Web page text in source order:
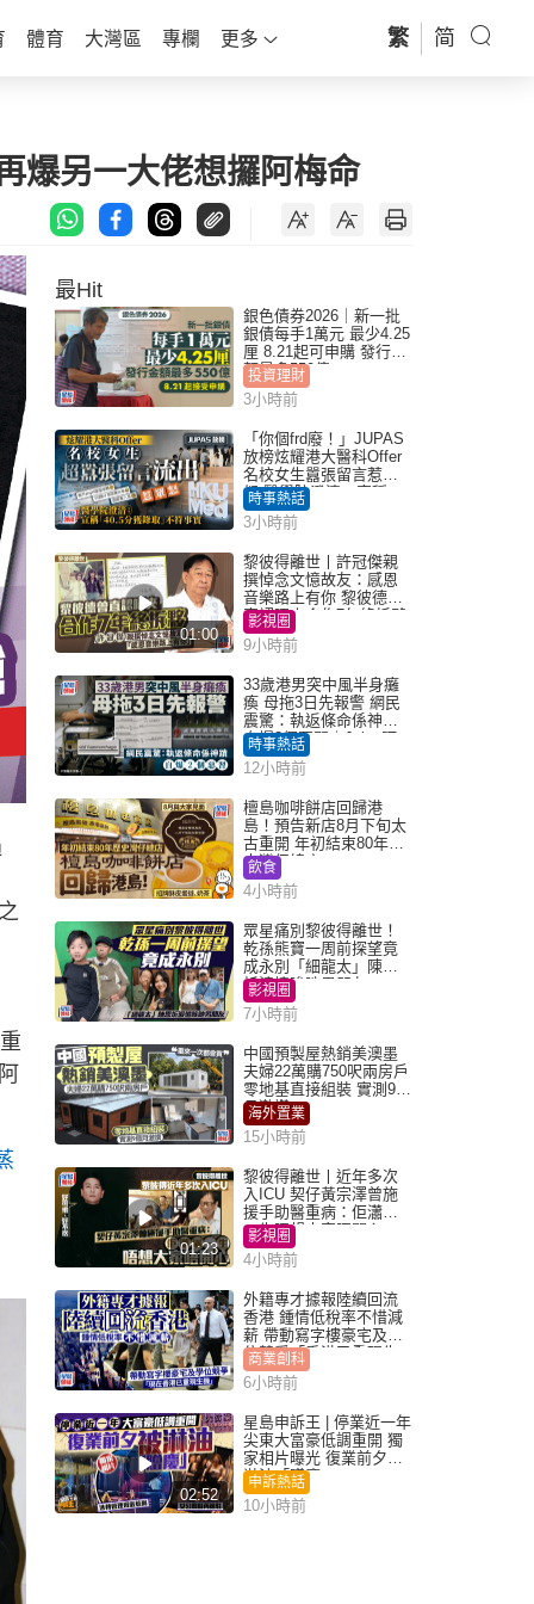
體育 大灣區 專欄 更多 繁 简
爆另一大佬想攞阿梅命
最Hit
銀色債券2026｜新一批
銀債每手1萬元 最少4.25
厘 8.21起可申購 發行金
額最多550億
投資理財
3小時前
「你個frd廢！」JUPAS
放榜炫耀港大醫科Offer
名校女生囂張留言惹眾
怒 醫學院澄清：宣稱
「40.5分獲錄取」不符事
實｜Juicy叮
時事熱話
3小時前
01:00
黎彼得離世丨許冠傑親
撰悼念文憶故友：感恩
音樂路上有你 黎彼德曾
直認唔夾合作7年終拆夥
影視圈
9小時前
33歲港男突中風半身癱
瘓 母拖3日先報警 網民
震驚：執返條命係神蹟
自爆2個惡習｜Juicy叮
時事熱話
12小時前
檀島咖啡餅店回歸港
島！預告新店8月下旬太
古重開 年初結束80年歷
史灣仔總店
飲食
4小時前
眾星痛別黎彼得離世！
乾孫熊寶一周前探望竟
成永別「細龍太」陳思
圻淚憶唉吔男朋友
影視圈
7小時前
中國預製屋熱銷美澳墨
夫婦22萬購750呎兩房戶
零地基直接組裝 實測9個
月激讚
海外置業
15小時前
01:23
黎彼得離世丨近年多次
入ICU 契仔黃宗澤曾施
援手助醫重病：佢瀟灑
一生唔想大家唔開心
影視圈
4小時前
外籍專才據報陸續回流
香港 鍾情低稅率不惜減
薪 帶動寫字樓豪宅及學
位競爭「香港已重現生
機」
商業創科
6小時前
02:52
星島申訴王 | 停業近一年
尖東大富豪低調重開 獨
家相片曝光 復業前夕被
淋油「贈慶」
申訴熱話
10小時前